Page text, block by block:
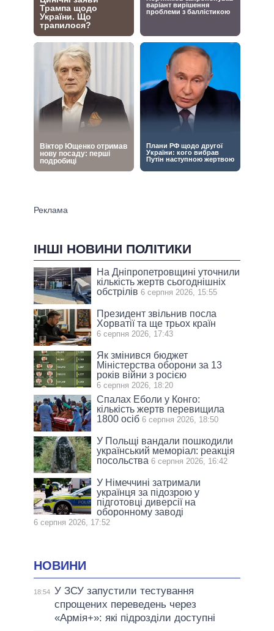
ІНШІ НОВИНИ ПОЛІТИКИ
На Дніпропетровщині уточнили
кількість жертв сьогоднішніх
обстрілів 6 серпня 2026, 15:55
Президент звільнив посла
Хорватії та ще трьох країн
6 серпня 2026, 17:43
Як змінився бюджет
Міністерства оборони за 13
років війни з росією
6 серпня 2026, 18:20
Спалах Еболи у Конго:
кількість жертв перевищила
1800 осіб 6 серпня 2026, 18:50
У Польщі вандали пошкодили
український меморіал: реакція
посольства 6 серпня 2026, 16:42
У Німеччині затримали
українця за підозрою у
підготовці диверсії на
оборонному заводі
6 серпня 2026, 17:52
НОВИНИ
18:54 У ЗСУ запустили тестування
спрощених переведень через
«Армія+»: які підрозділи доступні